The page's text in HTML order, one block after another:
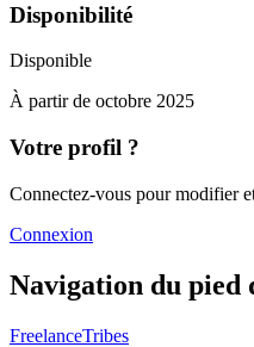
Disponibilité
Disponible
À partir de octobre 2025
Votre profil ?
Connectez-vous pour modifier
Connexion
Navigation du pied
FreelanceTribes